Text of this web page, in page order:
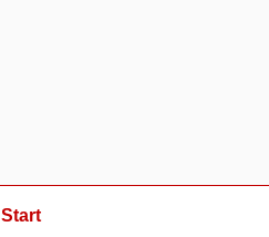
Start